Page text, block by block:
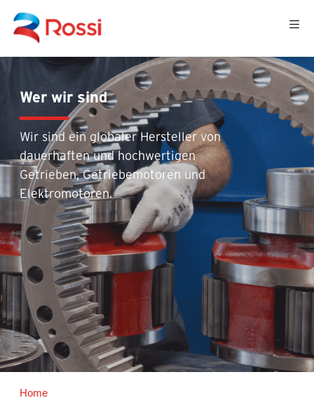
Wer wir sind
Wir sind ein globaler Hersteller von
dauerhaften und hochwertigen
Getrieben, Getriebemotoren und
Elektromotoren.
Home